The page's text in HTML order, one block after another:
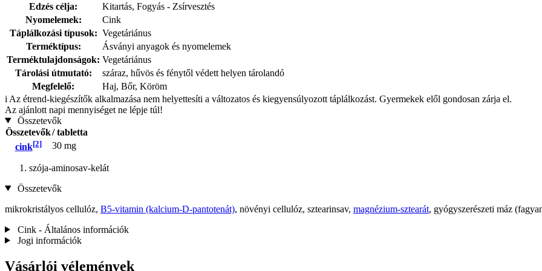
Edzés célja:
Kitartás, Fogyás - Zsírvesztés
Nyomelemek:
Cink
Táplálkozási típusok: Vegetáriánus
Terméktípus:
Ásványi anyagok és nyomelemek
Terméktulajdonságok: Vegetáriánus
Tárolási útmutató:
száraz, hűvös és fénytől védett helyen tárolandó
Megfelelő:
Haj, Bőr, Köröm
i Az étrend-kiegészítők alkalmazása nem helyettesíti a változatos és kiegyensúlyozott táplálkozást. Gyermekek elől gondosan zárja el.
Az ajánlott napi mennyiséget ne lépje túl!
Összetevők
Összetevők/ tabletta
cink[2] 30 mg
szója-aminosav-kelát
Összetevők
mikrokristályos cellulóz, B5-vitamin (kalcium-D-pantotenát), növényi cellulóz, sztearinsav, magnézium-sztearát, gyógyszerészeti máz
Cink - Általános információk
Jogi információk
Vásárlói vélemények